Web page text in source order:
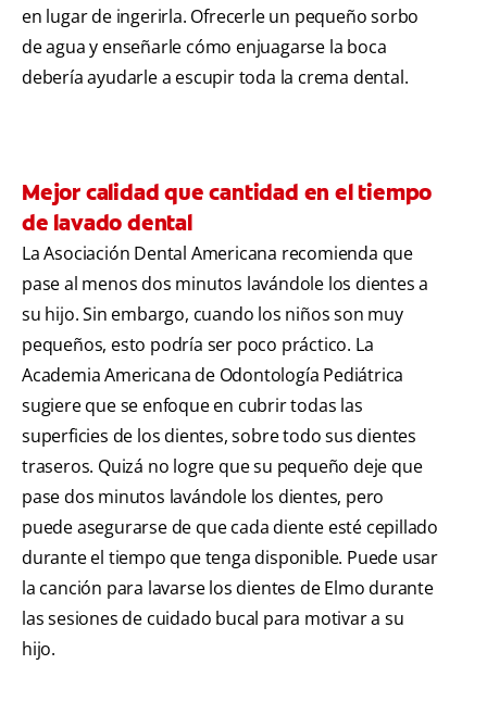
en lugar de ingerirla. Ofrecerle un pequeño sorbo
de agua y enseñarle cómo enjuagarse la boca
debería ayudarle a escupir toda la crema dental.
Mejor calidad que cantidad en el tiempo
de lavado dental
La Asociación Dental Americana recomienda que
pase al menos dos minutos lavándole los dientes a
su hijo. Sin embargo, cuando los niños son muy
pequeños, esto podría ser poco práctico. La
Academia Americana de Odontología Pediátrica
sugiere que se enfoque en cubrir todas las
superficies de los dientes, sobre todo sus dientes
traseros. Quizá no logre que su pequeño deje que
pase dos minutos lavándole los dientes, pero
puede asegurarse de que cada diente esté cepillado
durante el tiempo que tenga disponible. Puede usar
la canción para lavarse los dientes de Elmo durante
las sesiones de cuidado bucal para motivar a su
hijo.